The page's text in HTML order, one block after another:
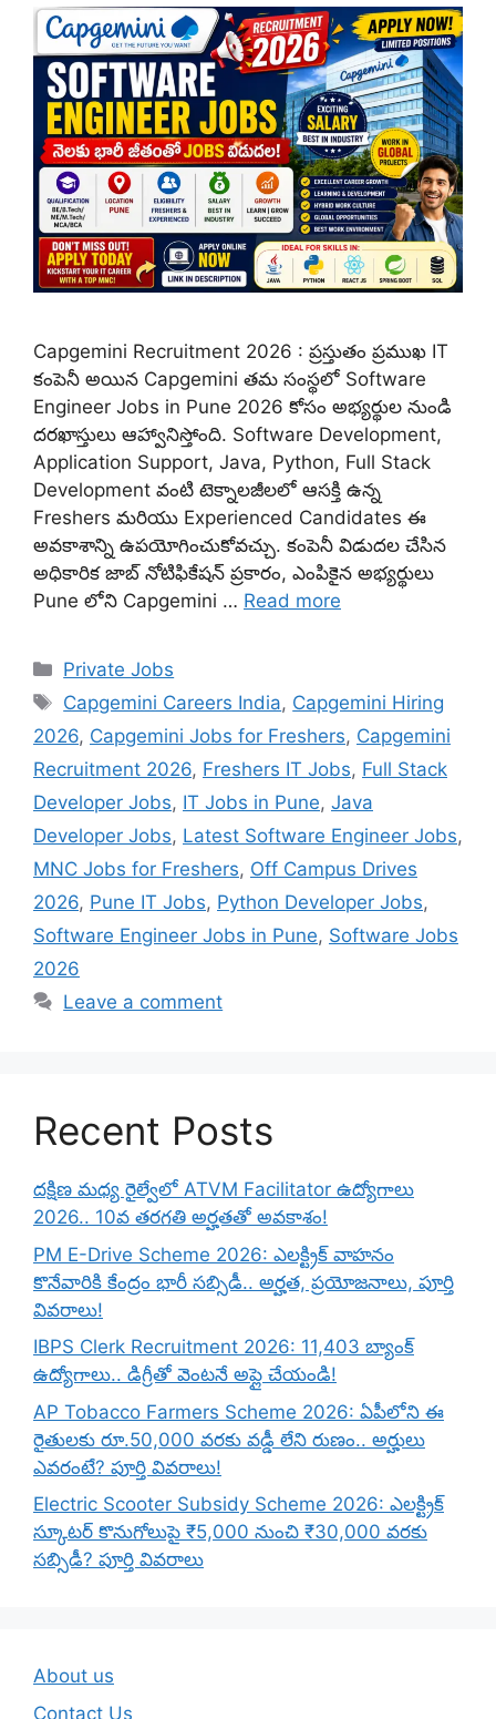
Capgemini Recruitment 2026 : ప్రస్తుతం ప్రముఖ IT
కంపెనీ అయిన Capgemini తమ సంస్థలో Software
Engineer Jobs in Pune 2026 కోసం అభ్యర్థుల నుండి
దరఖాస్తులు ఆహ్వానిస్తోంది. Software Development,
Application Support, Java, Python, Full Stack
Development వంటి టెక్నాలజీలలో ఆసక్తి ఉన్న
Freshers మరియు Experienced Candidates ఈ
అవకాశాన్ని ఉపయోగించుకోవచ్చు. కంపెనీ విడుదల చేసిన
అధికారిక జాబ్ నోటిఫికేషన్ ప్రకారం, ఎంపికైన అభ్యర్థులు
Pune లోని Capgemini … Read more
Categories
Private Jobs
Tags
Capgemini Careers India, Capgemini Hiring
2026, Capgemini Jobs for Freshers, Capgemini
Recruitment 2026, Freshers IT Jobs, Full Stack
Developer Jobs, IT Jobs in Pune, Java
Developer Jobs, Latest Software Engineer Jobs,
MNC Jobs for Freshers, Off Campus Drives
2026, Pune IT Jobs, Python Developer Jobs,
Software Engineer Jobs in Pune, Software Jobs
2026
Leave a comment
Recent Posts
దక్షిణ మధ్య రైల్వేలో ATVM Facilitator ఉద్యోగాలు
2026.. 10వ తరగతి అర్హతతో అవకాశం!
PM E-Drive Scheme 2026: ఎలక్ట్రిక్ వాహనం
కొనేవారికి కేంద్రం భారీ సబ్సిడీ.. అర్హత, ప్రయోజనాలు, పూర్తి
వివరాలు!
IBPS Clerk Recruitment 2026: 11,403 బ్యాంక్
ఉద్యోగాలు.. డిగ్రీతో వెంటనే అప్లై చేయండి!
AP Tobacco Farmers Scheme 2026: ఏపీలోని ఈ
రైతులకు రూ.50,000 వరకు వడ్డీ లేని రుణం.. అర్హులు
ఎవరంటే? పూర్తి వివరాలు!
Electric Scooter Subsidy Scheme 2026: ఎలక్ట్రిక్
స్కూటర్ కొనుగోలుపై ₹5,000 నుంచి ₹30,000 వరకు
సబ్సిడీ? పూర్తి వివరాలు
About us
Contact Us